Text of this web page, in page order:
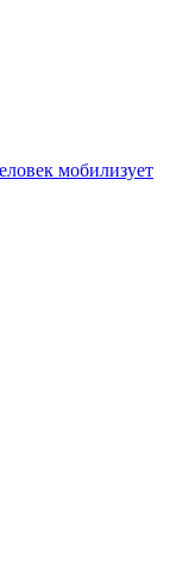
мобилизует